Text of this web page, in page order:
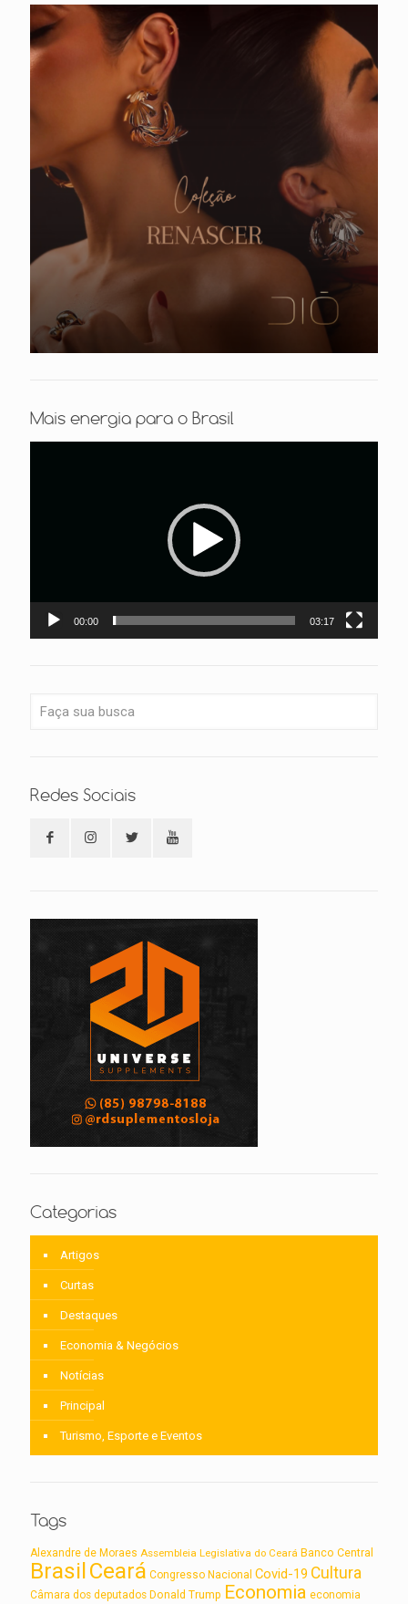
Mais energia para o Brasil
00:00 03:17
Redes Sociais
Categorias
Artigos
Curtas
Destaques
Economia & Negócios
Notícias
Principal
Turismo, Esporte e Eventos
Tags
Alexandre de Moraes Assembleia Legislativa do Ceará Banco Central
BrasilCeará Congresso Nacional Covid-19 Cultura
Câmara dos deputados Donald Trump Economia economia